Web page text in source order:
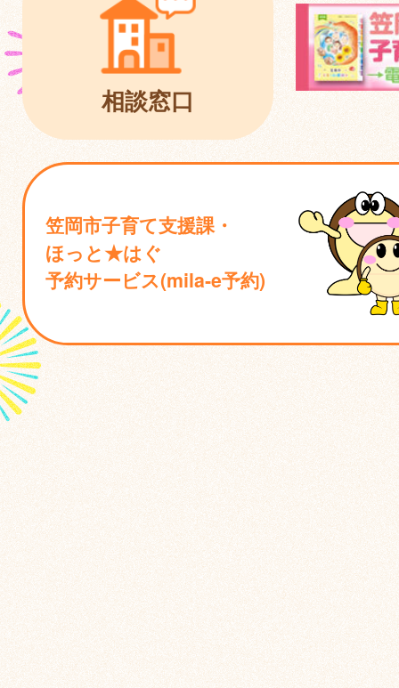
相談窓口
笠岡市子育て支援課・
ほっと★はぐ
予約サービス(mila‐e予約)